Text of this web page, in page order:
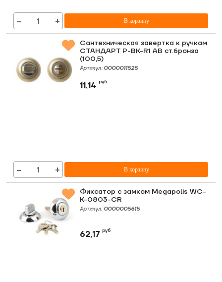
− + В корзину
Сантехническая завертка к ручкам
СТАНДАРТ P-BK-R1 AB ст.бронза
(100,5)
Артикул: 0000011525
11,14руб
− + В корзину
Фиксатор с замком Megapolis WC-
K-0803-CR
Артикул: 0000005615
62,17руб